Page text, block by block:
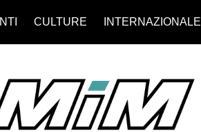
CULTURE INTERNAZIONALE